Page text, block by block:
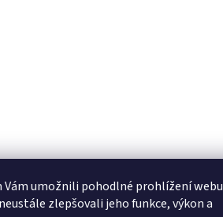
Vám umožnili pohodlné prohlížení webu
zlepšovali jeho funkce, výkon a